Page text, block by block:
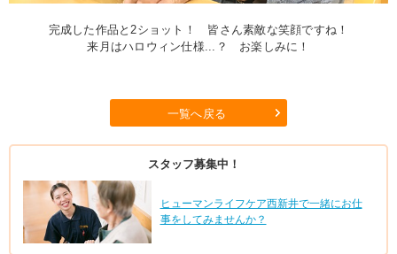
完成した作品と2ショット！ 皆さん素敵な笑顔ですね！
来月はハロウィン仕様...？ お楽しみに！
一覧へ戻る
スタッフ募集中！
ヒューマンライフケア西新井で一緒にお仕
事をしてみませんか？